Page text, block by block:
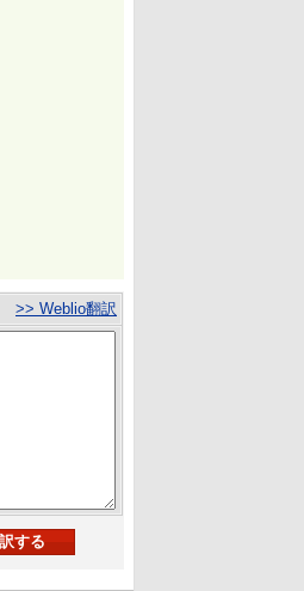
>> Weblio翻訳